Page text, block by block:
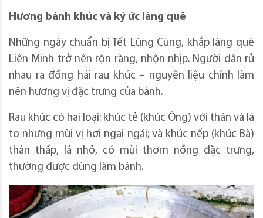
Hương bánh khúc và ký ức làng quê
Những ngày chuẩn bị Tết Lùng Cùng, khắp làng quê
Liên Minh trở nên rộn ràng, nhộn nhịp. Người dân rủ
nhau ra đồng hái rau khúc – nguyên liệu chính làm
nên hương vị đặc trưng của bánh.
Rau khúc có hai loại: khúc tẻ (khúc Ông) với thân và lá
to nhưng mùi vị hơi ngai ngái; và khúc nếp (khúc Bà)
thân thấp, lá nhỏ, có mùi thơm nồng đặc trưng,
thường được dùng làm bánh.